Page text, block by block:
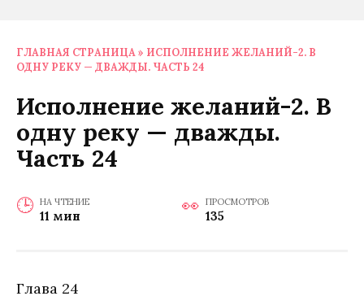
ГЛАВНАЯ СТРАНИЦА » ИСПОЛНЕНИЕ ЖЕЛАНИЙ-2. В
ОДНУ РЕКУ — ДВАЖДЫ. ЧАСТЬ 24
Исполнение желаний-2. В
одну реку — дважды.
Часть 24
НА ЧТЕНИЕ
11 мин
ПРОСМОТРОВ
135
Глава 24